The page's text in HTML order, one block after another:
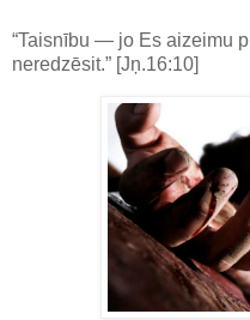
“Taisnību — jo Es aizeimu
neredzēsit.” [Jņ.16:10]